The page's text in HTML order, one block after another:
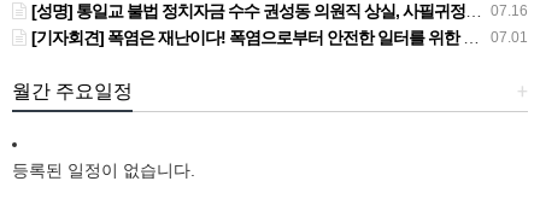
07.16
[성명] 통일교 불법 정치자금 수수 권성동 의원직 상실, 사필귀정이다
07.01
[기자회견] 폭염은 재난이다! 폭염으로부터 안전한 일터를 위한 민주노총 강원지역본부 폭염감시단 선포 기자회견
+
월간 주요일정
등록된 일정이 없습니다.